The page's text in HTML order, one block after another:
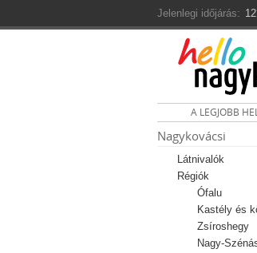
Jelenlegi időjárás:
A LEGJOBB
Nagykovácsi
Látnivalók
Régiók
Ófalu
Kastély és
Zsíroshegy
Nagy-